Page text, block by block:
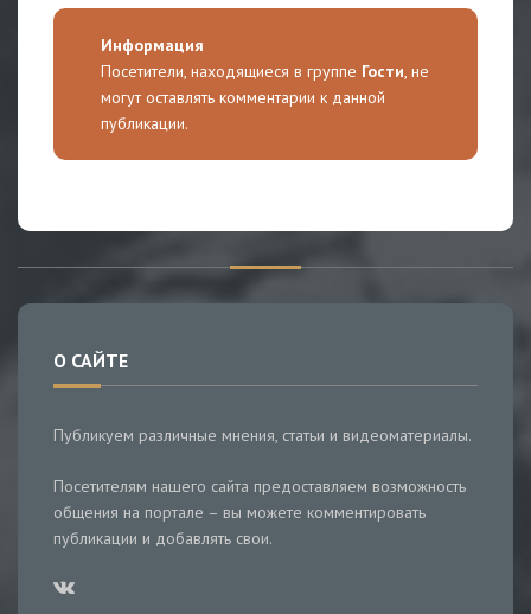
Информация
Посетители, находящиеся в группе Гости, не
могут оставлять комментарии к данной
публикации.
О САЙТЕ
Публикуем различные мнения, статьи и видеоматериалы.
Посетителям нашего сайта предоставляем возможность
общения на портале – вы можете комментировать
публикации и добавлять свои.